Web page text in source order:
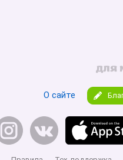
О сайте